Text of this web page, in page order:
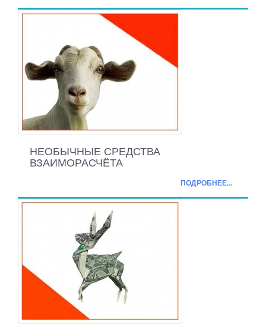
НЕОБЫЧНЫЕ СРЕДСТВА
ВЗАИМОРАСЧЁТА
ПОДРОБНЕЕ...